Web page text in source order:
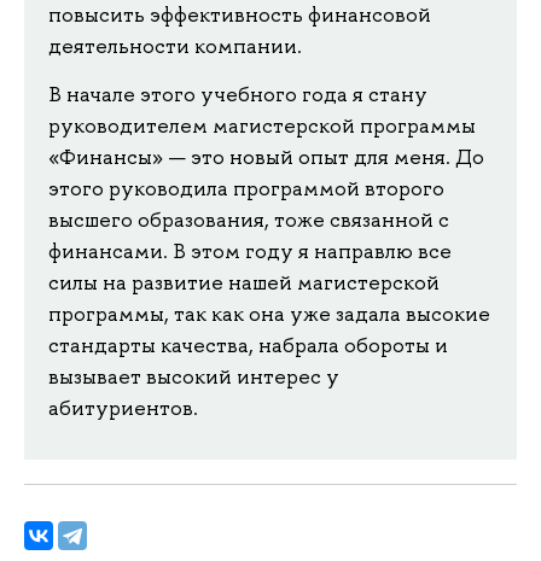
повысить эффективность финансовой
деятельности компании.
В начале этого учебного года я стану
руководителем магистерской программы
«Финансы» — это новый опыт для меня. До
этого руководила программой второго
высшего образования, тоже связанной с
финансами. В этом году я направлю все
силы на развитие нашей магистерской
программы, так как она уже задала высокие
стандарты качества, набрала обороты и
вызывает высокий интерес у
абитуриентов.